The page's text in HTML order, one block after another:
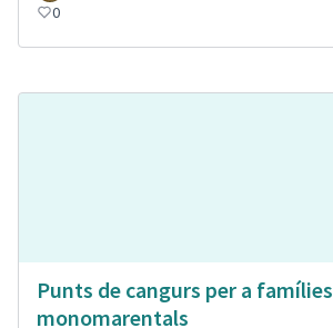
0
Punts de cangurs per a famílies
monomarentals